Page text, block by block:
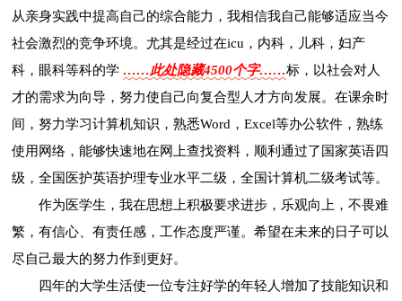
从亲身实践中提高自己的综合能力，我相信我自己能够适应当今
社会激烈的竞争环境。尤其是经过在icu，内科，儿科，妇产
科，眼科等科的学……此处隐藏4500个字……标，以社会对人
才的需求为向导，努力使自己向复合型人才方向发展。在课余时
间，努力学习计算机知识，熟悉Word，Excel等办公软件，熟练
使用网络，能够快速地在网上查找资料，顺利通过了国家英语四
级，全国医护英语护理专业水平二级，全国计算机二级考试等。
作为医学生，我在思想上积极要求进步，乐观向上，不畏难
繁，有信心、有责任感，工作态度严谨。希望在未来的日子可以
尽自己最大的努力作到更好。
四年的大学生活使一位专注好学的年轻人增加了技能知识和